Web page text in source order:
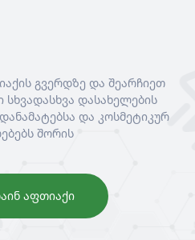
გვერდზე და შეარჩიეთ
დასახელების
და კოსმეტიკურ
შორის
ᲐᲤᲗᲘᲐᲥᲘ